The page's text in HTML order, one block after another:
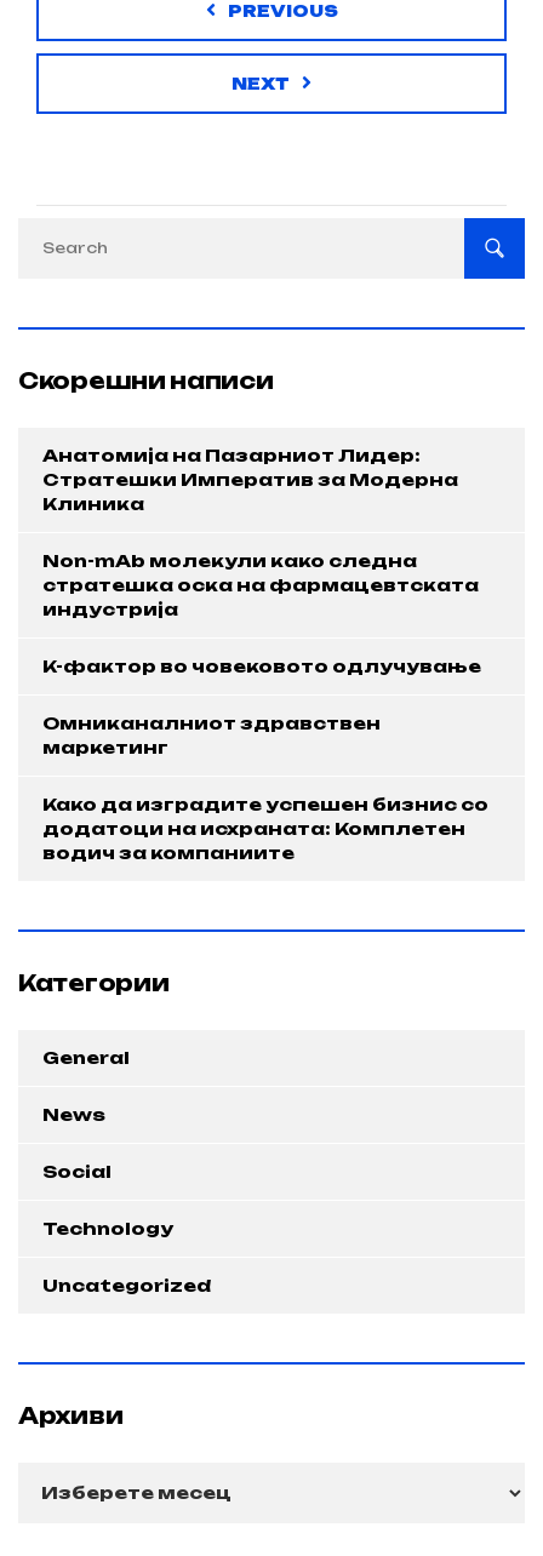
PREVIOUS
NEXT
Скорешни написи
Анатомија на Пазарниот Лидер:
Стратешки Императив за Модерна
Клиника
Non-mAb молекули како следна
стратешка оска на фармацевтската
индустрија
K-фактор во човековото одлучување
Омниканалниот здравствен
маркетинг
Како да изградите успешен бизнис со
додатоци на исхраната: Комплетен
водич за компаниите
Категории
General
News
Social
Technology
Uncategorized
Архиви